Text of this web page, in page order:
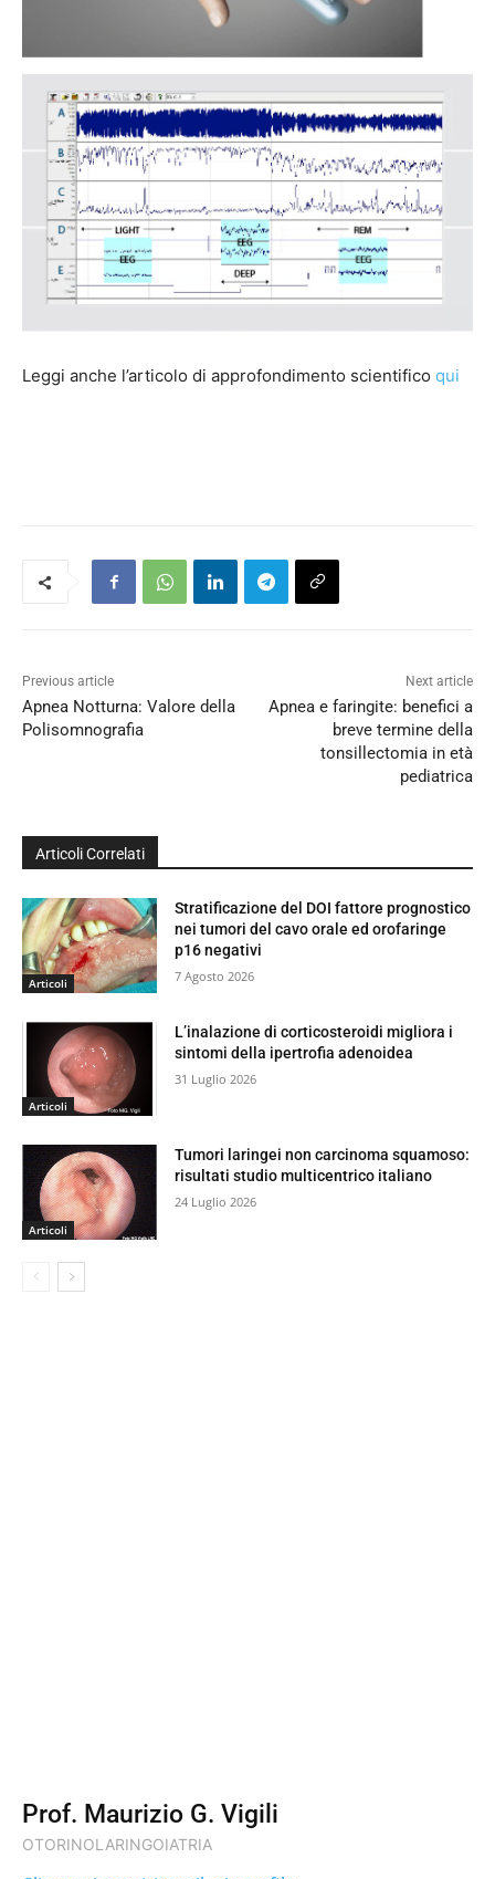
Leggi anche l’articolo di approfondimento scientifico qui
Previous article
Apnea Notturna: Valore della
Polisomnografia
Next article
Apnea e faringite: benefici a
breve termine della
tonsillectomia in età
pediatrica
Articoli Correlati
Articoli
Stratificazione del DOI fattore prognostico
nei tumori del cavo orale ed orofaringe
p16 negativi
7 Agosto 2026
Articoli
L’inalazione di corticosteroidi migliora i
sintomi della ipertrofia adenoidea
31 Luglio 2026
Articoli
Tumori laringei non carcinoma squamoso:
risultati studio multicentrico italiano
24 Luglio 2026
Prof. Maurizio G. Vigili
OTORINOLARINGOIATRIA